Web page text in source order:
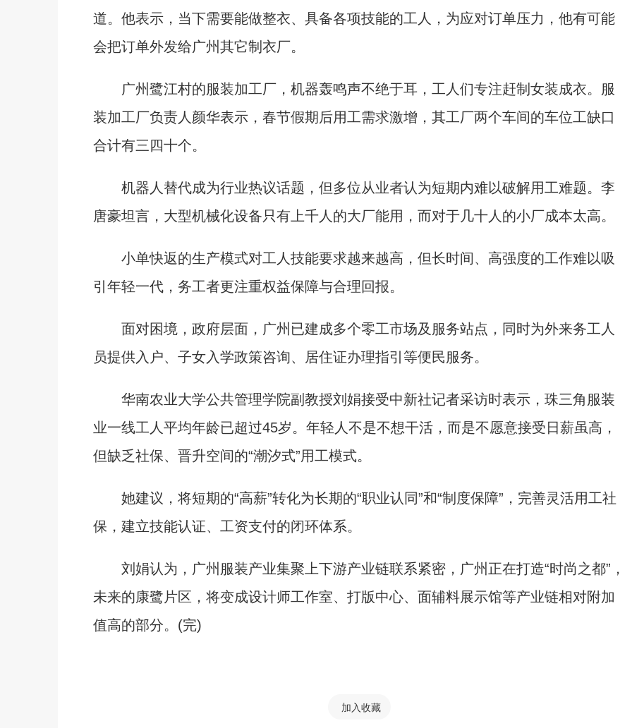
道。他表示，当下需要能做整衣、具备各项技能的工人，为应对订单压力，他有可能
会把订单外发给广州其它制衣厂。
广州鹭江村的服装加工厂，机器轰鸣声不绝于耳，工人们专注赶制女装成衣。服
装加工厂负责人颜华表示，春节假期后用工需求激增，其工厂两个车间的车位工缺口
合计有三四十个。
机器人替代成为行业热议话题，但多位从业者认为短期内难以破解用工难题。李
唐豪坦言，大型机械化设备只有上千人的大厂能用，而对于几十人的小厂成本太高。
小单快返的生产模式对工人技能要求越来越高，但长时间、高强度的工作难以吸
引年轻一代，务工者更注重权益保障与合理回报。
面对困境，政府层面，广州已建成多个零工市场及服务站点，同时为外来务工人
员提供入户、子女入学政策咨询、居住证办理指引等便民服务。
华南农业大学公共管理学院副教授刘娟接受中新社记者采访时表示，珠三角服装
业一线工人平均年龄已超过45岁。年轻人不是不想干活，而是不愿意接受日薪虽高，
但缺乏社保、晋升空间的“潮汐式”用工模式。
她建议，将短期的“高薪”转化为长期的“职业认同”和“制度保障”，完善灵活用工社
保，建立技能认证、工资支付的闭环体系。
刘娟认为，广州服装产业集聚上下游产业链联系紧密，广州正在打造“时尚之都”，
未来的康鹭片区，将变成设计师工作室、打版中心、面辅料展示馆等产业链相对附加
值高的部分。(完)
加入收藏